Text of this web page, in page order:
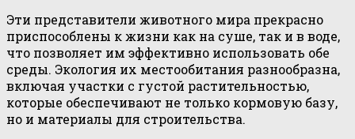
Эти представители животного мира прекрасно
приспособлены к жизни как на суше, так и в воде,
что позволяет им эффективно использовать обе
среды. Экология их местообитания разнообразна,
включая участки с густой растительностью,
которые обеспечивают не только кормовую базу,
но и материалы для строительства.